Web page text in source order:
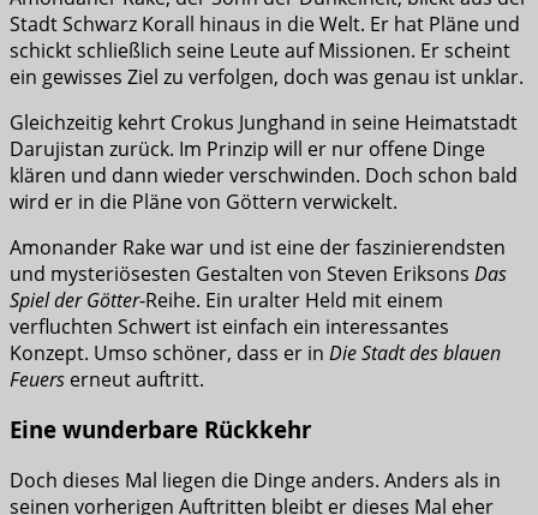
Stadt Schwarz Korall hinaus in die Welt. Er hat Pläne und
schickt schließlich seine Leute auf Missionen. Er scheint
ein gewisses Ziel zu verfolgen, doch was genau ist unklar.
Gleichzeitig kehrt Crokus Junghand in seine Heimatstadt
Darujistan zurück. Im Prinzip will er nur offene Dinge
klären und dann wieder verschwinden. Doch schon bald
wird er in die Pläne von Göttern verwickelt.
Amonander Rake war und ist eine der faszinierendsten
und mysteriösesten Gestalten von Steven Eriksons Das
Spiel der Götter-Reihe. Ein uralter Held mit einem
verfluchten Schwert ist einfach ein interessantes
Konzept. Umso schöner, dass er in Die Stadt des blauen
Feuers erneut auftritt.
Eine wunderbare Rückkehr
Doch dieses Mal liegen die Dinge anders. Anders als in
seinen vorherigen Auftritten bleibt er dieses Mal eher